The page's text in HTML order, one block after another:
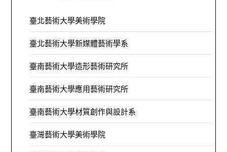
臺北藝術大學美術學院
臺北藝術大學新媒體藝術學系
臺南藝術大學造形藝術研究所
臺南藝術大學應用藝術研究所
臺南藝術大學材質創作與設計系
臺灣藝術大學美術學院